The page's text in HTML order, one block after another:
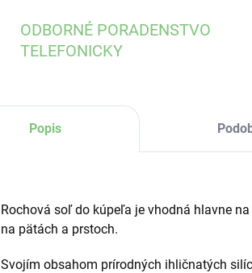
ODBORNÉ PORADENSTVO
TELEFONICKY
Popis
Rochová soľ do kúpeľa je vhodná hlavne
na pätách a prstoch.
Svojím obsahom prírodných ihličnatých